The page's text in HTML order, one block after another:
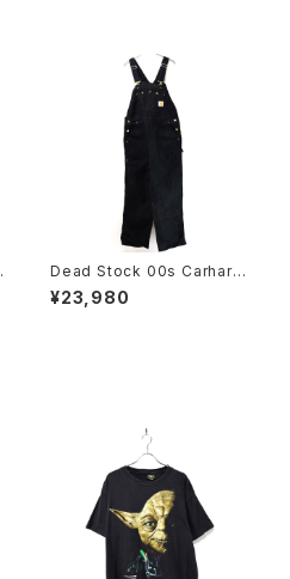
Dead Stock 00s Carhartt
USA Carhartt Black Duck
Double Knee Over All Pa
¥23,980